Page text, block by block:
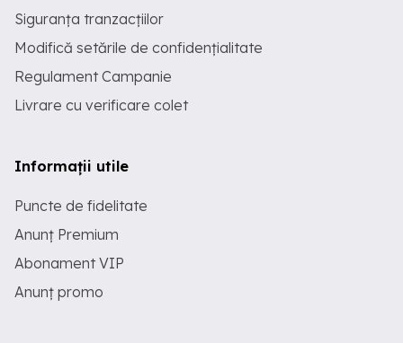
Siguranța tranzacțiilor
Modifică setările de confidențialitate
Regulament Campanie
Livrare cu verificare colet
Informații utile
Puncte de fidelitate
Anunț Premium
Abonament VIP
Anunț promo